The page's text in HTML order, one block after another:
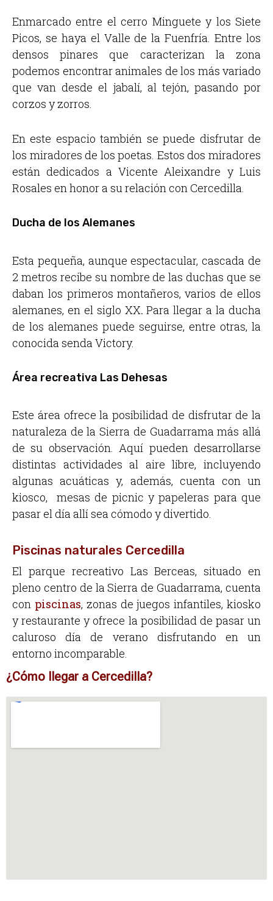
Enmarcado entre el cerro Minguete y los Siete
Picos, se haya el Valle de la Fuenfría. Entre los
densos pinares que caracterizan la zona
podemos encontrar animales de los más variado
que van desde el jabalí, al tejón, pasando por
corzos y zorros.
En este espacio también se puede disfrutar de
los miradores de los poetas. Estos dos miradores
están dedicados a Vicente Aleixandre y Luis
Rosales en honor a su relación con Cercedilla.
Ducha de los Alemanes
Esta pequeña, aunque espectacular, cascada de
2 metros recibe su nombre de las duchas que se
daban los primeros montañeros, varios de ellos
alemanes, en el siglo XX. Para llegar a la ducha
de los alemanes puede seguirse, entre otras, la
conocida senda Victory.
Área recreativa Las Dehesas
Este área ofrece la posibilidad de disfrutar de la
naturaleza de la Sierra de Guadarrama más allá
de su observación. Aquí pueden desarrollarse
distintas actividades al aire libre, incluyendo
algunas acuáticas y, además, cuenta con un
kiosco, mesas de picnic y papeleras para que
pasar el día allí sea cómodo y divertido.
Piscinas naturales Cercedilla
El parque recreativo Las Berceas, situado en
pleno centro de la Sierra de Guadarrama, cuenta
con piscinas, zonas de juegos infantiles, kiosko
y restaurante y ofrece la posibilidad de pasar un
caluroso día de verano disfrutando en un
entorno incomparable.
¿Cómo llegar a Cercedilla?